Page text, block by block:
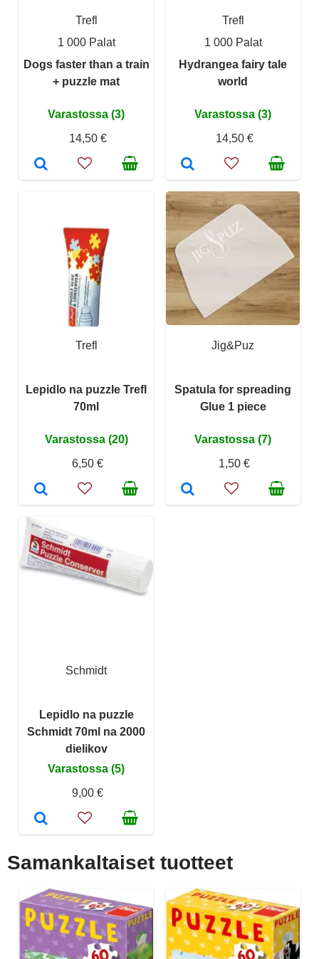
Trefl
1 000 Palat
Dogs faster than a train
+ puzzle mat
Varastossa (3)
14,50 €
Trefl
1 000 Palat
Hydrangea fairy tale
world
Varastossa (3)
14,50 €
Trefl
Lepidlo na puzzle Trefl
70ml
Varastossa (20)
6,50 €
Jig&Puz
Spatula for spreading
Glue 1 piece
Varastossa (7)
1,50 €
Schmidt
Lepidlo na puzzle
Schmidt 70ml na 2000
dielikov
Varastossa (5)
9,00 €
Samankaltaiset tuotteet